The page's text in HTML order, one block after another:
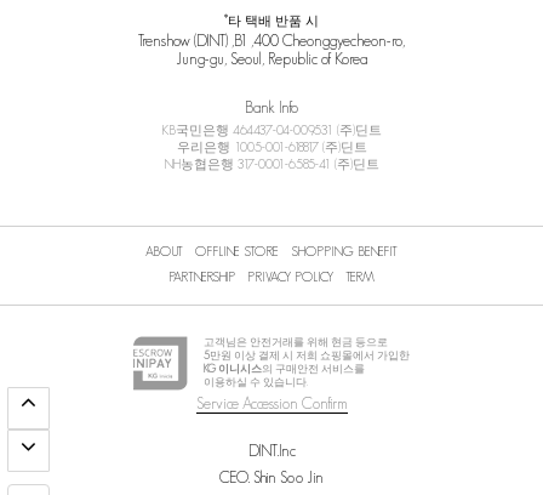
*타 택배 반품 시
Trenshow (DINT) ,B1 ,400 Cheonggyecheon-ro,
Jung-gu, Seoul, Republic of Korea
Bank Info
KB국민은행 464437-04-009531 (주)딘트
우리은행 1005-001-618817 (주)딘트
NH농협은행 317-0001-6585-41 (주)딘트
ABOUT OFFLINE STORE
SHOPPING BENEFIT
PARTNERSHIP
PRIVACY POLICY TERM
고객님은 안전거래를 위해 현금 등으로
5만원 이상 결제 시 저희 쇼핑몰에서 가입한
KG 이니시스의 구매안전 서비스를
이용하실 수 있습니다.
Service Accession Confirm
DINT.Inc
CEO. Shin Soo Jin